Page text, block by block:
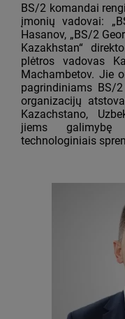
BS/2 komandai
įmonių vadovai:
Hasanov, „BS/2
Kazakhstan“
plėtros vadovas
Machambetov. Jie
pagrindiniams BS/
organizacijų
Kazachstano,
jiems galimybę
technologiniais